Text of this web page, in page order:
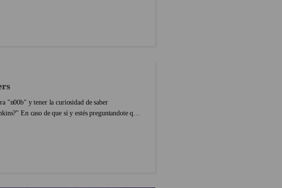
"n00b" y tener la curiosidad de saber
En caso de que sí y estés preguntandote qué